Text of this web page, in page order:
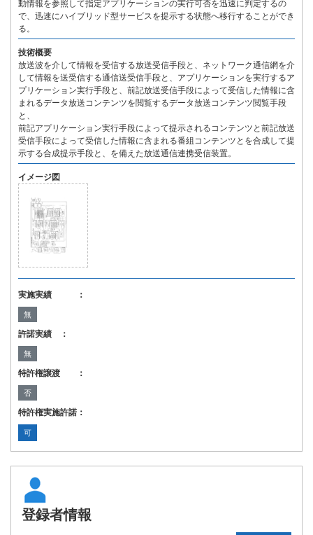
動情報を参照して指定アプリケーションの実行可否を迅速に判定するの
で、迅速にハイブリッド型サービスを提示する状態へ移行することができ
る。
技術概要
放送波を介して情報を受信する放送受信手段と、ネットワーク通信網を介
して情報を送受信する通信送受信手段と、アプリケーションを実行するア
プリケーション実行手段と、前記放送受信手段によって受信した情報に含
まれるデータ放送コンテンツを閲覧するデータ放送コンテンツ閲覧手段
と、
前記アプリケーション実行手段によって提示されるコンテンツと前記放送
受信手段によって受信した情報に含まれる番組コンテンツとを合成して提
示する合成提示手段と、を備えた放送通信連携受信装置。
イメージ図
実施実績 ：
無
許諾実績 ：
無
特許権譲渡 ：
否
特許権実施許諾：
可
登録者情報